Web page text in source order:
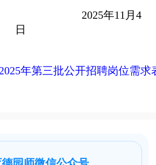
11月4
日
年第三批公开招聘岗位需求